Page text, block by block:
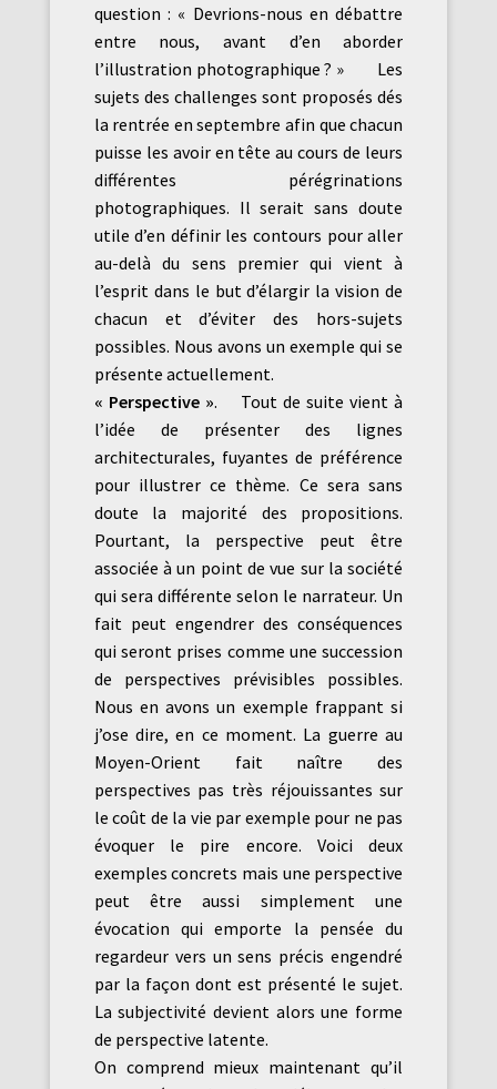
question : « Devrions-nous en débattre
entre nous, avant d’en aborder
l’illustration photographique ? » Les
sujets des challenges sont proposés dés
la rentrée en septembre afin que chacun
puisse les avoir en tête au cours de leurs
différentes pérégrinations
photographiques. Il serait sans doute
utile d’en définir les contours pour aller
au-delà du sens premier qui vient à
l’esprit dans le but d’élargir la vision de
chacun et d’éviter des hors-sujets
possibles. Nous avons un exemple qui se
présente actuellement.
« Perspective ». Tout de suite vient à
l’idée de présenter des lignes
architecturales, fuyantes de préférence
pour illustrer ce thème. Ce sera sans
doute la majorité des propositions.
Pourtant, la perspective peut être
associée à un point de vue sur la société
qui sera différente selon le narrateur. Un
fait peut engendrer des conséquences
qui seront prises comme une succession
de perspectives prévisibles possibles.
Nous en avons un exemple frappant si
j’ose dire, en ce moment. La guerre au
Moyen-Orient fait naître des
perspectives pas très réjouissantes sur
le coût de la vie par exemple pour ne pas
évoquer le pire encore. Voici deux
exemples concrets mais une perspective
peut être aussi simplement une
évocation qui emporte la pensée du
regardeur vers un sens précis engendré
par la façon dont est présenté le sujet.
La subjectivité devient alors une forme
de perspective latente.
On comprend mieux maintenant qu’il